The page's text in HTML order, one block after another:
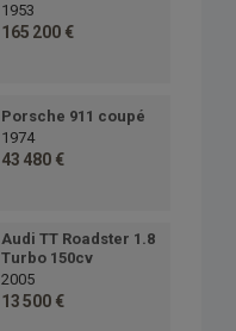
1953
165 200 €
Porsche 911 coupé
1974
43 480 €
Audi TT Roadster 1.8
Turbo 150cv
2005
13 500 €